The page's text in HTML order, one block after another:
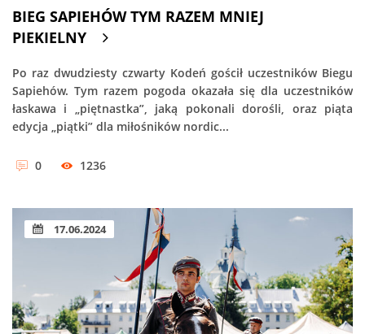
BIEG SAPIEHÓW TYM RAZEM MNIEJ
PIEKIELNY
Po raz dwudziesty czwarty Kodeń gościł uczestników Biegu
Sapiehów. Tym razem pogoda okazała się dla uczestników
łaskawa i „piętnastka”, jaką pokonali dorośli, oraz piąta
edycja „piątki” dla miłośników nordic...
0 1236
17.06.2024